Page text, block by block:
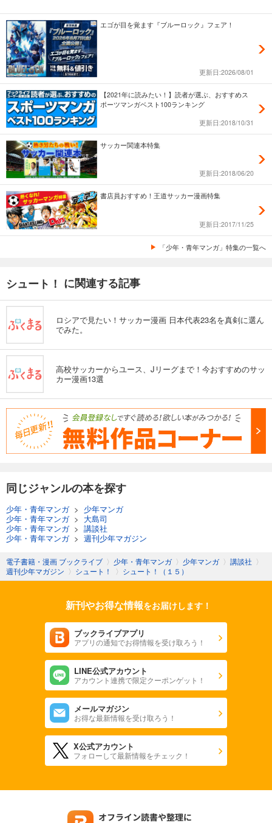
エゴが目を覚ます『ブルーロック』フェア！
更新日:2026/08/01
【2021年に読みたい！】読者が選ぶ、おすすめス
ポーツマンガベスト100ランキング
更新日:2018/10/31
サッカー関連本特集
更新日:2018/06/20
書店員おすすめ！王道サッカー漫画特集
更新日:2017/11/25
「少年・青年マンガ」特集の一覧へ
シュート！ に関連する記事
ロシアで見たい！サッカー漫画 日本代表23名を真剣に選ん
でみた。
高校サッカーからユース、Jリーグまで！今おすすめのサッ
カー漫画13選
同じジャンルの本を探す
少年・青年マンガ> 少年マンガ
少年・青年マンガ> 大島司
少年・青年マンガ> 講談社
少年・青年マンガ> 週刊少年マガジン
電子書籍・漫画 ブックライブ 〉 少年・青年マンガ 〉 少年マンガ 〉 講談社 〉
週刊少年マガジン 〉 シュート！ 〉 シュート！（１５）
新刊やお得な情報をお届けします！
ブックライブアプリ
アプリの通知でお得情報を受け取ろう！
LINE公式アカウント
アカウント連携で限定クーポンゲット！
メールマガジン
お得な最新情報を受け取ろう！
X公式アカウント
フォローして最新情報をチェック！